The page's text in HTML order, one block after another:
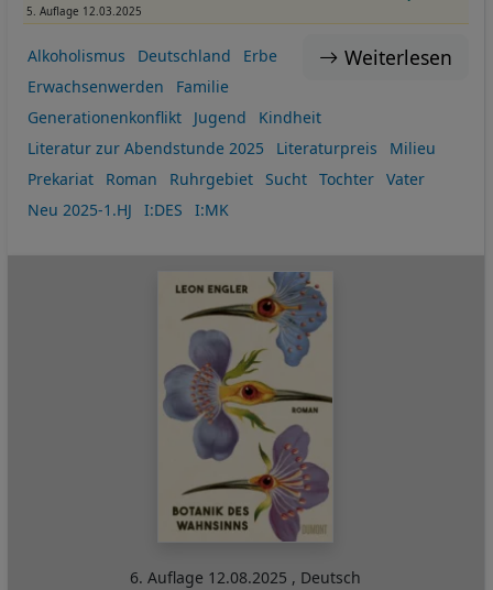
5. Auflage 12.03.2025
Weiterlesen
Alkoholismus Deutschland
Erbe
Erwachsenwerden
Familie
Generationenkonflikt
Jugend
Kindheit
Literatur zur Abendstunde 2025
Literaturpreis
Milieu
Prekariat
Roman Ruhrgebiet Sucht Tochter
Vater
Neu 2025-1.HJ
I:DES I:MK
6. Auflage 12.08.2025 , Deutsch